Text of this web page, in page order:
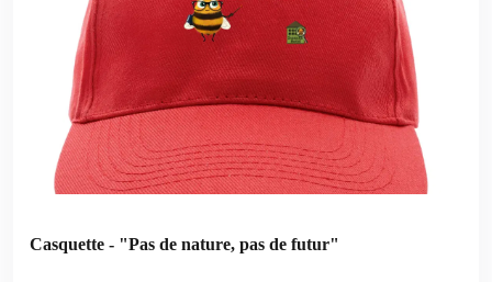
Casquette - "Pas de nature, pas de futur"